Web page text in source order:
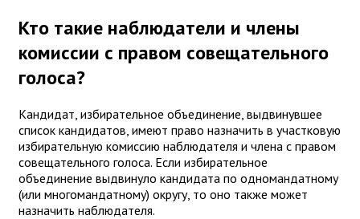
Кто такие наблюдатели и члены
комиссии с правом совещательного
голоса?
Кандидат, избирательное объединение, выдвинувшее
список кандидатов, имеют право назначить в участковую
избирательную комиссию наблюдателя и члена с правом
совещательного голоса. Если избирательное
объединение выдвинуло кандидата по одномандатному
(или многомандатному) округу, то оно также может
назначить наблюдателя.